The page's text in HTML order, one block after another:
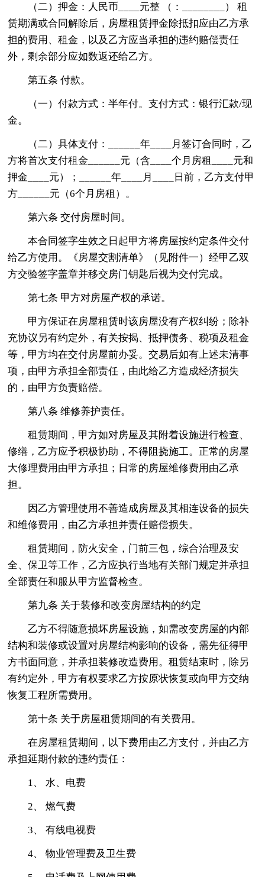
（二）押金：人民币____元整 （：________） 租
赁期满或合同解除后，房屋租赁押金除抵扣应由乙方承
担的费用、租金，以及乙方应当承担的违约赔偿责任
外，剩余部分应如数返还给乙方。
第五条 付款。
（一）付款方式：半年付。支付方式：银行汇款/现
金。
（二）具体支付：______年____月签订合同时，乙
方将首次支付租金______元（含____个月房租____元和
押金____元）；______年____月____日前，乙方支付甲
方______元（6个月房租）。
第六条 交付房屋时间。
本合同签字生效之日起甲方将房屋按约定条件交付
给乙方使用。《房屋交割清单》（见附件一）经甲乙双
方交验签字盖章并移交房门钥匙后视为交付完成。
第七条 甲方对房屋产权的承诺。
甲方保证在房屋租赁时该房屋没有产权纠纷；除补
充协议另有约定外，有关按揭、抵押债务、税项及租金
等，甲方均在交付房屋前办妥。交易后如有上述未清事
项，由甲方承担全部责任，由此给乙方造成经济损失
的，由甲方负责赔偿。
第八条 维修养护责任。
租赁期间，甲方如对房屋及其附着设施进行检查、
修缮，乙方应予积极协助，不得阻挠施工。正常的房屋
大修理费用由甲方承担；日常的房屋维修费用由乙承
担。
因乙方管理使用不善造成房屋及其相连设备的损失
和维修费用，由乙方承担并责任赔偿损失。
租赁期间，防火安全，门前三包，综合治理及安
全、保卫等工作，乙方应执行当地有关部门规定并承担
全部责任和服从甲方监督检查。
第九条 关于装修和改变房屋结构的约定
乙方不得随意损坏房屋设施，如需改变房屋的内部
结构和装修或设置对房屋结构影响的设备，需先征得甲
方书面同意，并承担装修改造费用。租赁结束时，除另
有约定外，甲方有权要求乙方按原状恢复或向甲方交纳
恢复工程所需费用。
第十条 关于房屋租赁期间的有关费用。
在房屋租赁期间，以下费用由乙方支付，并由乙方
承担延期付款的违约责任：
1、 水、电费
2、 燃气费
3、 有线电视费
4、 物业管理费及卫生费